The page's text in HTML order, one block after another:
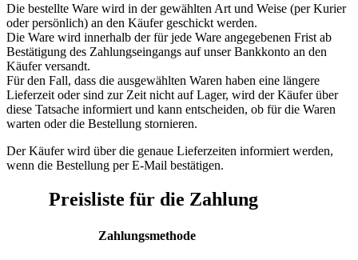
Die bestellte Ware wird in der gewählten Art und Weise (per Kurier
oder persönlich) an den Käufer geschickt werden.
Die Ware wird innerhalb der für jede Ware angegebenen Frist ab
Bestätigung des Zahlungseingangs auf unser Bankkonto an den
Käufer versandt.
Für den Fall, dass die ausgewählten Waren haben eine längere
Lieferzeit oder sind zur Zeit nicht auf Lager, wird der Käufer über
diese Tatsache informiert und kann entscheiden, ob für die Waren
warten oder die Bestellung stornieren.
Der Käufer wird über die genaue Lieferzeiten informiert werden,
wenn die Bestellung per E-Mail bestätigen.
Preisliste für die Zahlung
Zahlungsmethode